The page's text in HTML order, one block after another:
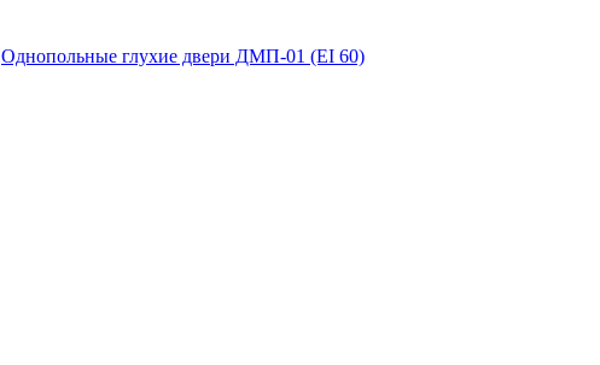
Однопольные глухие двери ДМП-01 (EI 60)